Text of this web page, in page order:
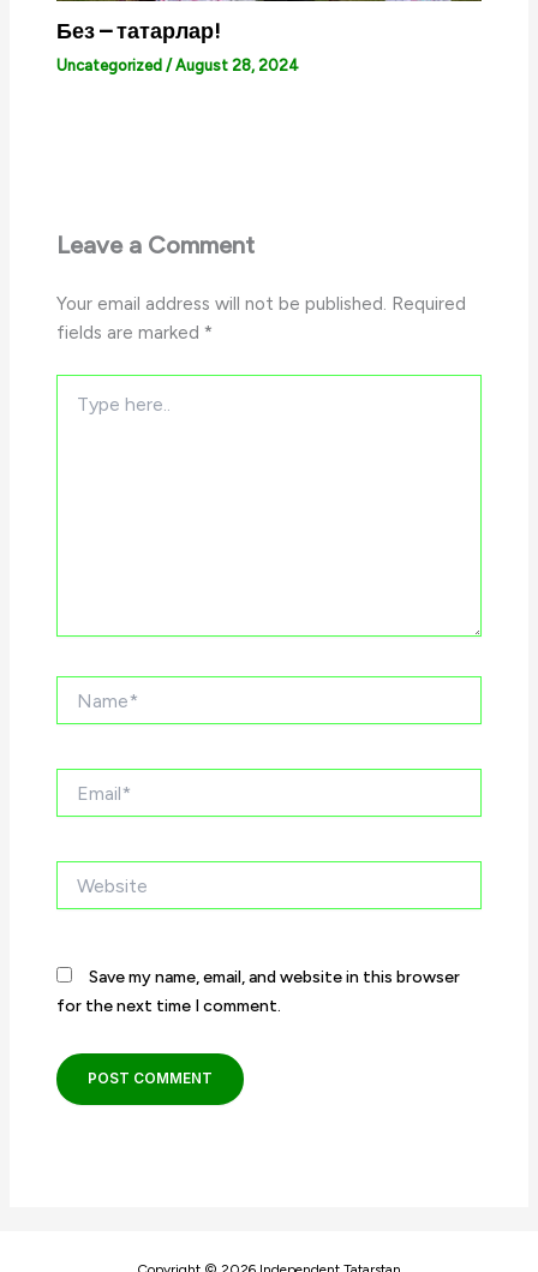
Без – татарлар!
Uncategorized /August 28, 2024
Leave a Comment
Your email address will not be published. Required
fields are marked*
here..
Save my name, email, and website in this browser
for the next time I comment.